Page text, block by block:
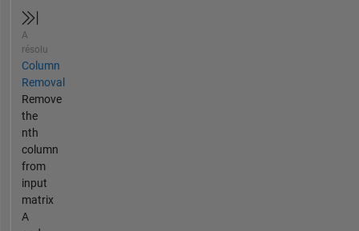
A
résolu
Column
Removal
Remove
the
nth
column
from
input
matrix
A